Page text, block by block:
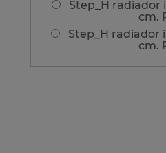
Step_H radiador
cm.
Step_H radiador
cm.